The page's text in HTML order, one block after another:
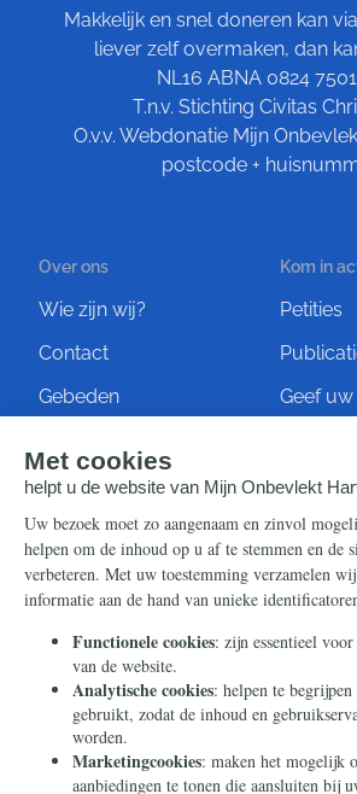
Makkelijk en snel doneren kan via
liever zelf overmaken, dan
NL16 ABNA 0824
T.n.v. Stichting Civitas
O.v.v. Webdonatie Mijn
postcode +
Over ons
Wie zijn wij?
Contact
Gebeden
Kom in
Petities
Geef
Steun ons
Nieuwsbrief
Eenmalig
Maandelijks
Periodiek
Nalaten
Zelf overschrijven
Info
Contact